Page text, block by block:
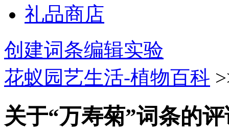
礼品商店
创建词条编辑实验
花蚁园艺生活-植物百科
关于“万寿菊”词条的